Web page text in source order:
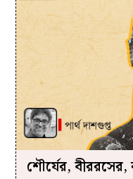
শৌর্যের,